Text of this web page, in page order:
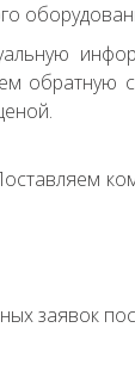
обратную
заявок